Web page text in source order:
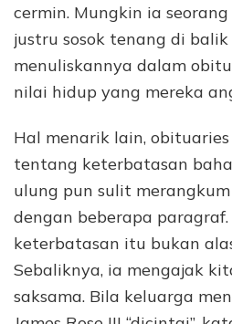
cermin. Mungkin ia
justru sosok tenang di
menuliskannya dalam
nilai hidup yang mereka
Hal menarik lain,
tentang keterbatasan
ulung pun sulit
dengan beberapa paragraf.
keterbatasan itu bukan
Sebaliknya, ia mengajak
saksama. Bila keluarga